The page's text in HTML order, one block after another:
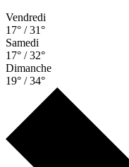
Vendredi
17° / 31°
Samedi
17° / 32°
Dimanche
19° / 34°